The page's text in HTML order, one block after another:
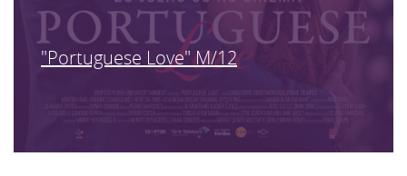
"Portuguese Love" M/12